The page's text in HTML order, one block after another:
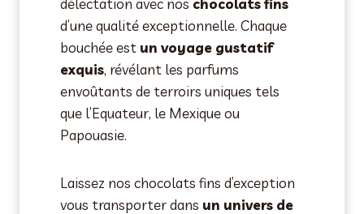
d’une qualité exceptionnelle. Chaque
bouchée est un voyage gustatif
exquis, révélant les parfums
envoûtants de terroirs uniques tels
que l’Equateur, le Mexique ou
Papouasie.
Laissez nos chocolats fins d’exception
vous transporter dans un univers de